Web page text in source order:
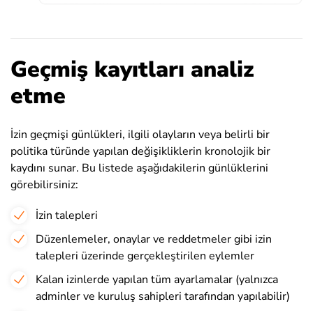
Geçmiş kayıtları analiz
etme
İzin geçmişi günlükleri, ilgili olayların veya belirli bir
politika türünde yapılan değişikliklerin kronolojik bir
kaydını sunar. Bu listede aşağıdakilerin günlüklerini
görebilirsiniz:
İzin talepleri
Düzenlemeler, onaylar ve reddetmeler gibi izin
talepleri üzerinde gerçekleştirilen eylemler
Kalan izinlerde yapılan tüm ayarlamalar (yalnızca
adminler ve kuruluş sahipleri tarafından yapılabilir)